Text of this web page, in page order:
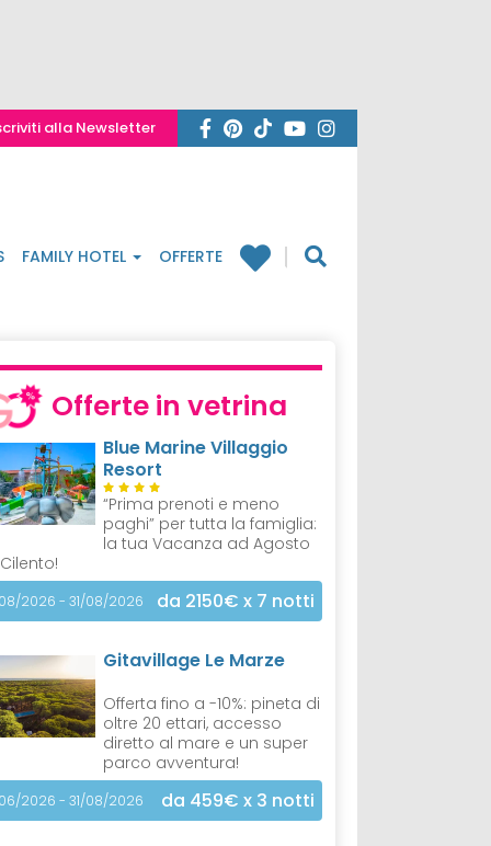
alla Newsletter
FAMILY HOTEL OFFERTE
Offerte in vetrina
Blue Marine Villaggio
Resort
“Prima prenoti e meno
paghi” per tutta la famiglia:
la tua Vacanza ad Agosto
2026 - 31/08/2026 da 2150€ x 7 notti
Gitavillage Le Marze
Offerta fino a -10%: pineta di
oltre 20 ettari, accesso
diretto al mare e un super
parco avventura!
2026 - 31/08/2026 da 459€ x 3 notti